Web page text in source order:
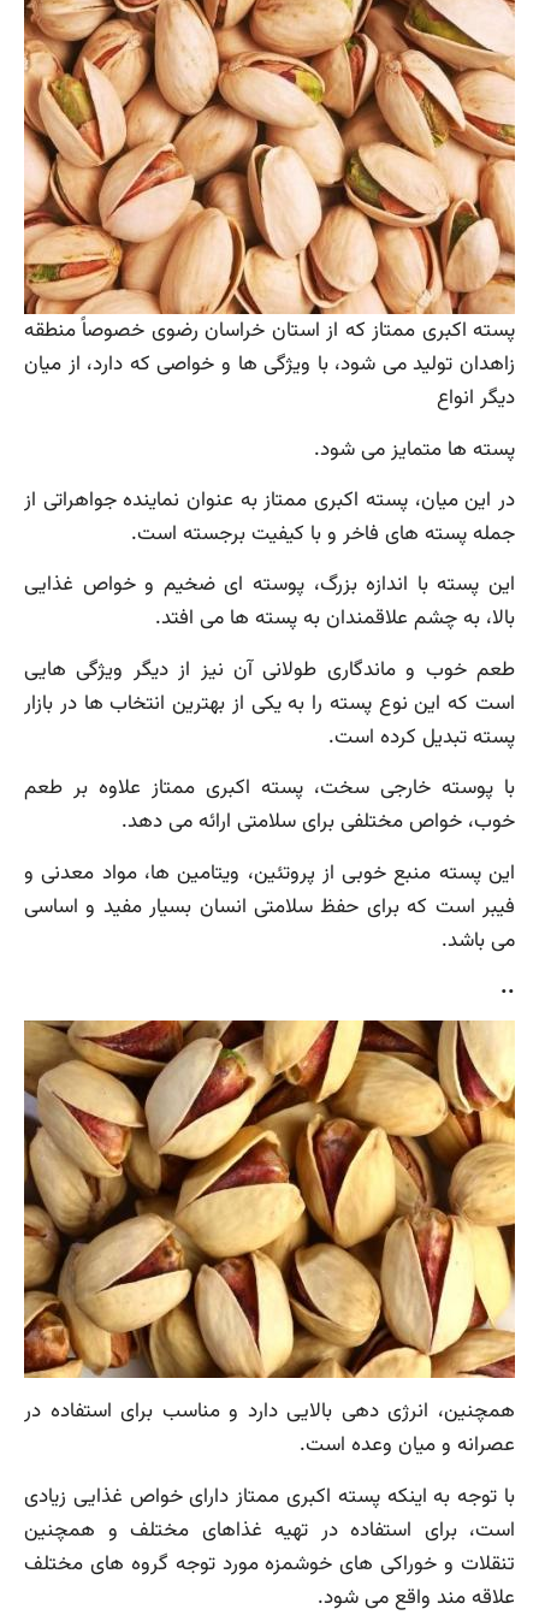
پسته اکبری ممتاز که از استان خراسان رضوی خصوصاً منطقه
زاهدان تولید می شود، با ویژگی ها و خواصی که دارد، از میان
دیگر انواع
پسته ها متمایز می شود.
در این میان، پسته اکبری ممتاز به عنوان نماینده جواهراتی از
جمله پسته های فاخر و با کیفیت برجسته است.
این پسته با اندازه بزرگ، پوسته ای ضخیم و خواص غذایی
بالا، به چشم علاقمندان به پسته ها می افتد.
طعم خوب و ماندگاری طولانی آن نیز از دیگر ویژگی هایی
است که این نوع پسته را به یکی از بهترین انتخاب ها در بازار
پسته تبدیل کرده است.
با پوسته خارجی سخت، پسته اکبری ممتاز علاوه بر طعم
خوب، خواص مختلفی برای سلامتی ارائه می دهد.
این پسته منبع خوبی از پروتئین، ویتامین ها، مواد معدنی و
فیبر است که برای حفظ سلامتی انسان بسیار مفید و اساسی
می باشد.
..
همچنین، انرژی دهی بالایی دارد و مناسب برای استفاده در
عصرانه و میان وعده است.
با توجه به اینکه پسته اکبری ممتاز دارای خواص غذایی زیادی
است، برای استفاده در تهیه غذاهای مختلف و همچنین
تنقلات و خوراکی های خوشمزه مورد توجه گروه های مختلف
علاقه مند واقع می شود.